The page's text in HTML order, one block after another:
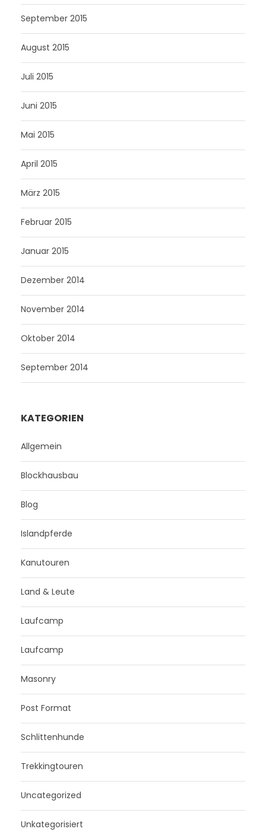
September 2015
August 2015
Juli 2015
Juni 2015
Mai 2015
April 2015
März 2015
Februar 2015
Januar 2015
Dezember 2014
November 2014
Oktober 2014
September 2014
KATEGORIEN
Allgemein
Blockhausbau
Blog
Islandpferde
Kanutouren
Land & Leute
Laufcamp
Laufcamp
Masonry
Post Format
Schlittenhunde
Trekkingtouren
Uncategorized
Unkategorisiert